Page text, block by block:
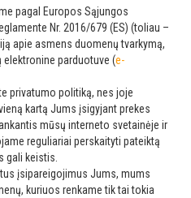
pagal Europos Sąjungos
Nr. 2016/679 (ES) (toliau –
apie asmens duomenų tvarkymą,
parduotuve (e-
privatumo politiką, nes joje
kartą Jums įsigyjant prekes
mūsų interneto svetainėje ir
reguliariai perskaityti pateiktą
gali keistis.
įsipareigojimus Jums, mums
kuriuos renkame tik tai tokia